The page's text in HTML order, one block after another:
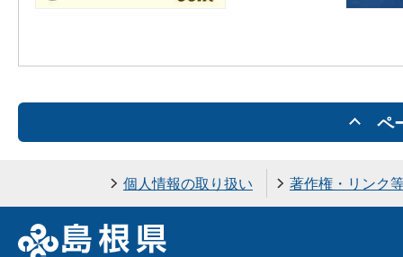
ペ
個人情報の取り扱い 著作権・リンク